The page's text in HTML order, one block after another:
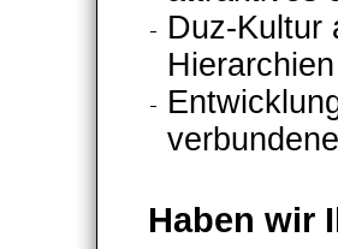
Duz-Kultur
Hierarchien
Haben wir